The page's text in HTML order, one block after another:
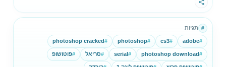
שתף
# תגיות
#
adobe
#
cs3
#
photoshop
#
photoshop cracked
#
photoshop download
#
serial
#סריאל #פוטושופ